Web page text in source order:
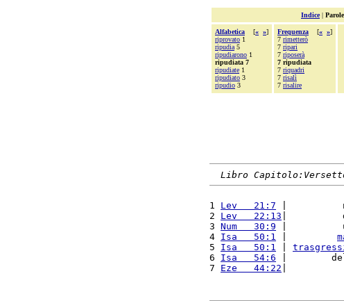
Indice| Parole
Alfabetica [« »]
riprovato 1
ripudia 5
ripudiarono 1
ripudiata 7
ripudiate 1
ripudiato 3
ripudio 3
Frequenza [« »]
7 rimetterò
7 ripari
7 riposerà
7 ripudiata
7 riquadri
7 risalì
7 risalire
Libro
1 Lev   21:7 |
2 Lev   22:13 |
3 Num   30:9 |
4 Isa   50:1
5 Isa   50:1
6 Isa   54:6 |
7 Eze   44:22 |